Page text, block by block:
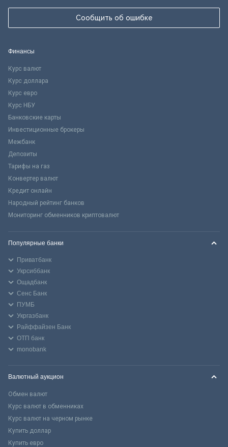
Сообщить об ошибке
Финансы
Курс валют
Курс доллара
Курс евро
Курс НБУ
Банковские карты
Инвестиционные брокеры
Межбанк
Депозиты
Тарифы на газ
Конвертер валют
Кредит онлайн
Народный рейтинг банков
Мониторинг обменников криптовалют
Популярные банки
Приватбанк
Укрсиббанк
Ощадбанк
Сенс Банк
ПУМБ
Укргазбанк
Райффайзен Банк
ОТП банк
monobank
Валютный аукцион
Обмен валют
Курс валют в обменниках
Курс валют на черном рынке
Купить доллар
Купить евро